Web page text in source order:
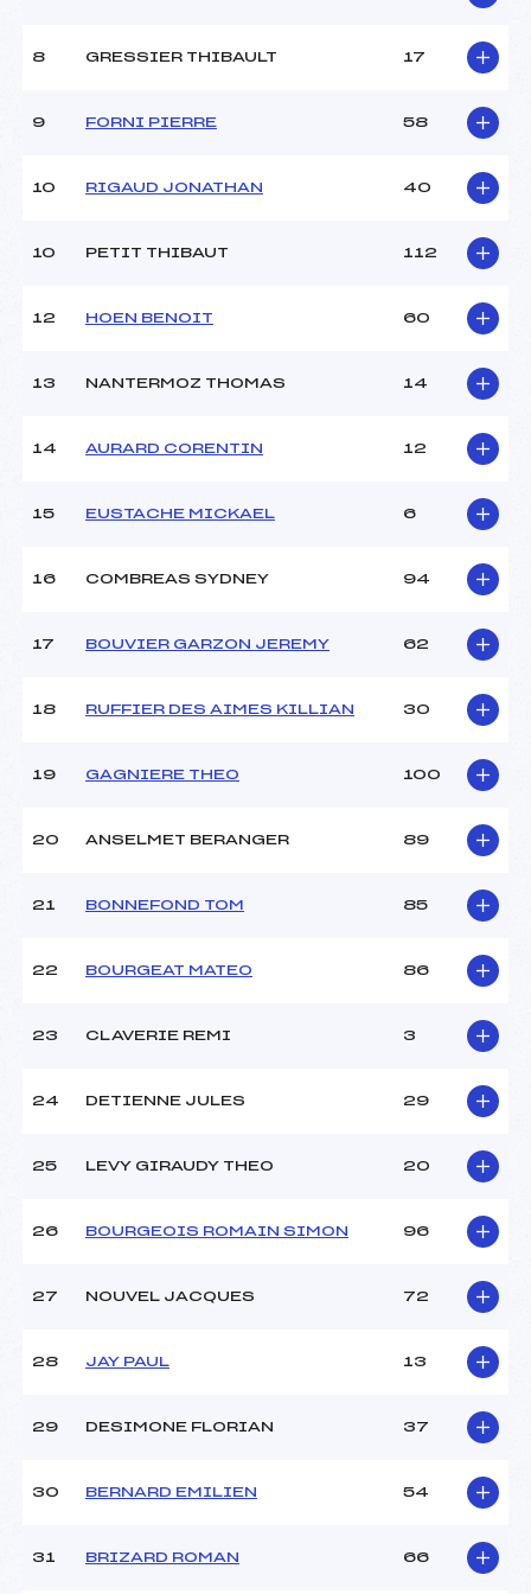
CLUB ()
Ouvreurs D :
Météo :
BEAU
COMPACTE
Nombre de portes :
29
Traceur :
PETIT BENJAMIN (SA)
CLUB ()
CLUB ()
Ouvreurs C :
Ouvreurs E :
-10
Pénalité appliquée :
221.0200
8 GRESSIER THIBAULT 17
9 FORNI PIERRE 58
10 RIGAUD JONATHAN 40
10 PETIT THIBAUT 112
12 HOEN BENOIT 60
13 NANTERMOZ THOMAS 14
14 AURARD CORENTIN 12
15 EUSTACHE MICKAEL 6
16 COMBREAS SYDNEY 94
17 BOUVIER GARZON JEREMY 62
18 RUFFIER DES AIMES KILLIAN 30
19 GAGNIERE THEO 100
20 ANSELMET BERANGER 89
21 BONNEFOND TOM 85
22 BOURGEAT MATEO 86
23 CLAVERIE REMI 3
24 DETIENNE JULES 29
25 LEVY GIRAUDY THEO 20
26 BOURGEOIS ROMAIN SIMON 96
27 NOUVEL JACQUES 72
28 JAY PAUL 13
29 DESIMONE FLORIAN 37
30 BERNARD EMILIEN 54
31 BRIZARD ROMAN 66